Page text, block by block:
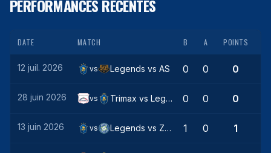
PERFORMANCES RÉCENTES
DATE MATCH B A POINTS
12 juil. 2026 vs Legends vsAS 0 0 0
28 juin 2026 vs Trimax vsLegends 0 0 0
13 juin 2026 vs Legends vs Zaatar 1 0 1